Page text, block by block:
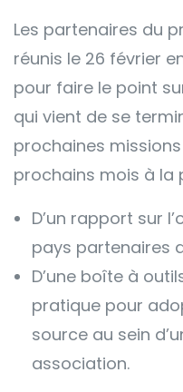
Les partenaires du
réunis le 26 février
pour faire le point
qui vient de se
prochaines
prochains mois à la
D’un rapport sur
pays partenaires
D’une boîte à
pratique pour
source au sein
association.